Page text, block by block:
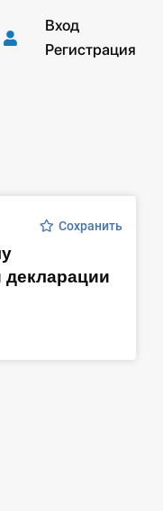
Вход
Регистрация
Сохранить
декларации